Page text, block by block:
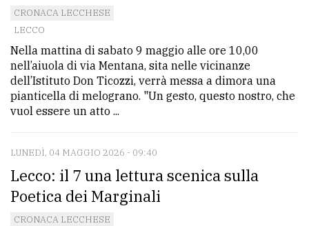
CRONACA LECCHESE
LECCO
Nella mattina di sabato 9 maggio alle ore 10,00
nell’aiuola di via Mentana, sita nelle vicinanze
dell’Istituto Don Ticozzi, verrà messa a dimora una
pianticella di melograno. "Un gesto, questo nostro, che
vuol essere un atto ...
LUNEDÌ, 04 MAGGIO 2026 - 09:40
Lecco: il 7 una lettura scenica sulla
Poetica dei Marginali
CRONACA LECCHESE